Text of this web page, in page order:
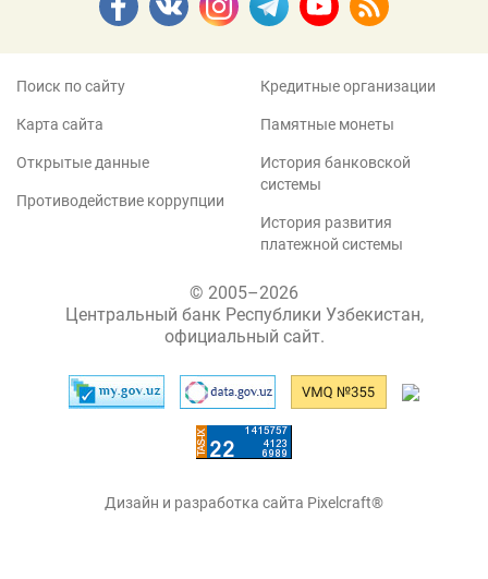
Поиск по сайту
Карта сайта
Открытые данные
Противодействие коррупции
Кредитные организации
Памятные монеты
История банковской
системы
История развития
платежной системы
© 2005–2026
Центральный банк Республики Узбекистан,
официальный сайт.
Дизайн и разработка сайта Pixelcraft®